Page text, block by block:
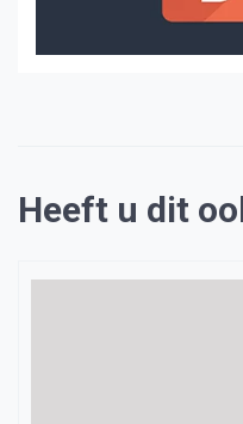
Heeft u dit